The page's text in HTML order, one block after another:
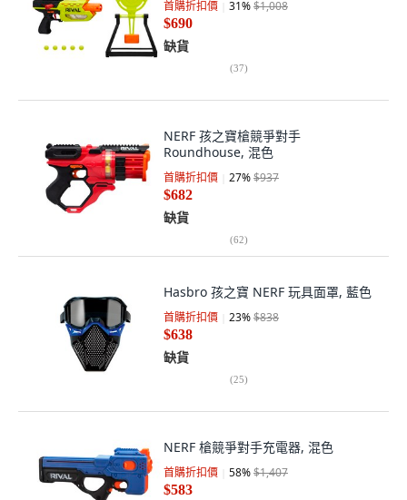
首購折扣價 31%$1,008
$690
缺貨
(37)
NERF 孩之寶槍競爭對手
Roundhouse, 混色
首購折扣價 27%$937
$682
缺貨
(62)
Hasbro 孩之寶 NERF 玩具面罩, 藍色
首購折扣價 23%$838
$638
缺貨
(25)
NERF 槍競爭對手充電器, 混色
首購折扣價 58%$1,407
$583